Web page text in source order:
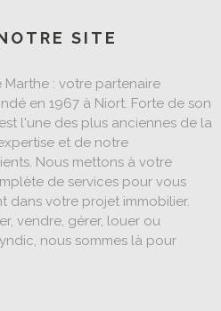
SITE
: votre partenaire
en 1967 à Niort. Forte de son
l'une des plus anciennes de la
et de notre
Nous mettons à votre
de services pour vous
dans votre projet immobilier.
vendre, gérer, louer ou
nous sommes là pour